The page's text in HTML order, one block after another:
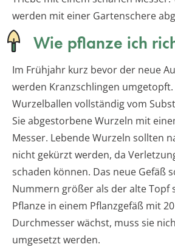
werden mit einer Gartenschere
Wie pflanze ich
Im Frühjahr kurz bevor der neue
werden Kranzschlingen umgetopft.
Wurzelballen vollständig vom
Sie abgestorbene Wurzeln mit
Messer. Lebende Wurzeln sollten
nicht gekürzt werden, da
schaden können. Das neue Gefäß
Nummern größer als der alte Topf
Pflanze in einem Pflanzgefäß mit
Durchmesser wächst, muss sie
umgesetzt werden.